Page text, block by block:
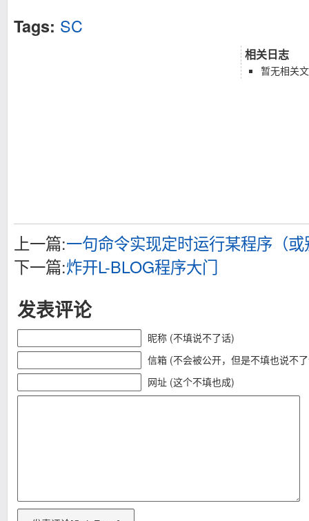
Tags: SC
相关日志
暂无相关
上一篇:一句命令实现定时运行某程序（
下一篇:炸开L-BLOG程序大门
发表评论
昵称 (不填说不了话)
信箱 (不会被公开，但是不填也说不
网址 (这个不填也成)